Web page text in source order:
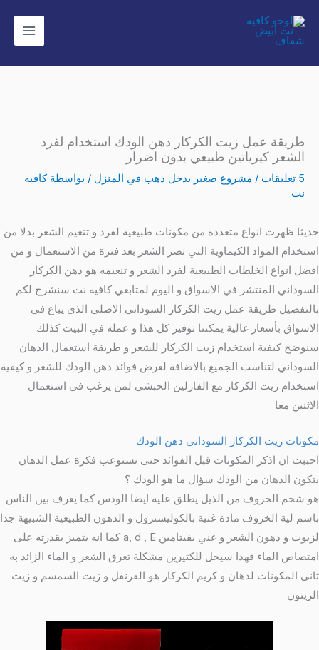
إلى
المحتوى
طريقة عمل زيت الكركار دهن الودك استخدام لفرد
الشعر كيرياتين طبيعي بدون اضرار
5 تعليقات / مشروع صغير يدخل دهب في المنزل / بواسطة كافيه
نت
حديثا ظهرت انواع متعددة من مكونات طبيعية لفرد و تنعيم الشعر بدلا من
استخدام المواد الكيماوية التي تضر الشعر بعد فترة من الاستعمال و من
افضل انواع الخلطات الطبيعية لفرد الشعر و تنعيمه هو دهن الكركار
السوداني المنتشر في الاسواق و اليوم لمتابعي كافيه نت سنشرح لكم
بالتفصيل طريقة عمل زيت الكركار السوداني الاصلي الذي يباع في
الاسواق بأسعار غالية يمكننا توفير كل هذا و عمله في البيت كذلك
سنوضح كيفية استخدام زيت الكركار للشعر و طريقة استعمال الدهان
السوداني لتناسب الجميع بالاضافة لعرض فوائد دهن الودك للشعر و كيفية
استخدام زيت الكركار مع الفازلين الحبشي لمن يرغب في استعمال
الاثنين معا
مكونات زيت الكركار السوداني دهن الودك
احببت ان اذكر المكونات قبل الفوائد حتى نستوعب فكرة عمل الدهان
يتكون الدهان من الودك سؤال ما هو الودك ؟
هو شحم الخروف من الذيل يطلق عليه ايضا الودس كما يعرف بين الناس
باسم لية الخروف مادة غنية بالكوليسترول و الدهون الطبيعية الشبيهة جدا
لزيوت و دهون الشعر و غني بفيتامين a, d , E كما انه يتميز بقدرته على
امتصاص الماء فهذا سيحل للكثيرين مشكلة تعرق الشعر و الماء الزائد به
ثاني المكونات لدهان و كريم الكركار هو القرنفل و زيت السمسم و زيت
الزيتون